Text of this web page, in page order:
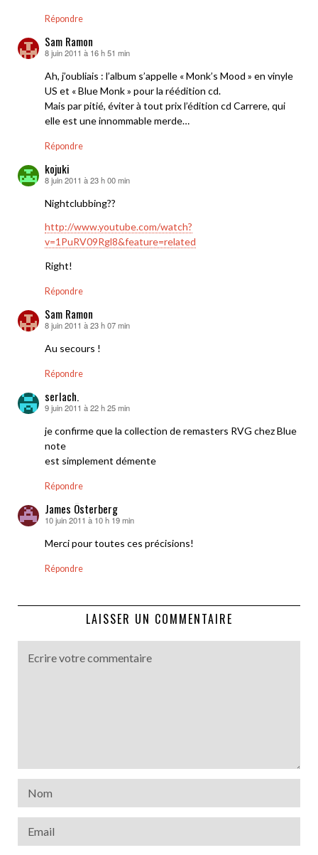
Répondre
Sam Ramon
dit :
8 juin 2011 à 16 h 51 min
Ah, j’oubliais : l’album s’appelle « Monk’s Mood » en vinyle
US et « Blue Monk » pour la réédition cd.
Mais par pitié, éviter à tout prix l’édition cd Carrere, qui
elle est une innommable merde…
Répondre
kojuki
dit :
8 juin 2011 à 23 h 00 min
Nightclubbing??
http://www.youtube.com/watch?
v=1PuRV09Rgl8&feature=related
Right!
Répondre
Sam Ramon
dit :
8 juin 2011 à 23 h 07 min
Au secours !
Répondre
serlach.
dit :
9 juin 2011 à 22 h 25 min
je confirme que la collection de remasters RVG chez Blue
note
est simplement démente
Répondre
James Österberg
dit :
10 juin 2011 à 10 h 19 min
Merci pour toutes ces précisions!
Répondre
LAISSER UN COMMENTAIRE